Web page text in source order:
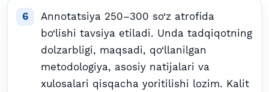
Annotatsiya 250–300 so‘z atrofida
bo‘lishi tavsiya etiladi. Unda tadqiqotning
dolzarbligi, maqsadi, qo‘llanilgan
metodologiya, asosiy natijalari va
xulosalari qisqacha yoritilishi lozim. Kalit